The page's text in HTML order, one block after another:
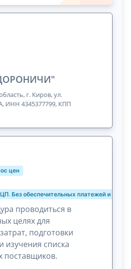
г. Киров, ул.
ИНН 4345377799, КПП
цен
Без обеспечительных платежей и
проводиться в
целях для
подготовки
изучения списка
поставщиков.